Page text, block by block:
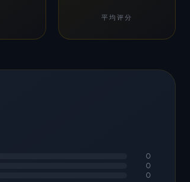
平均评分
0
0
0